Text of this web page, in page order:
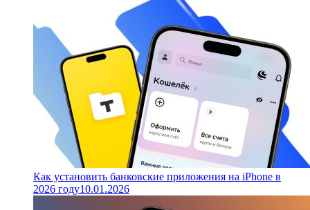
Как установить банковские приложения на iPhone в
2026 году10.01.2026